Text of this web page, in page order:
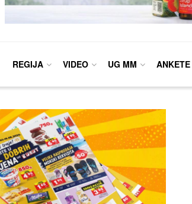
REGIJA VIDEO UG MM ANKETE